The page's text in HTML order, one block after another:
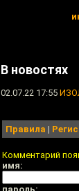
В новостях
02.07.22 17:55
Правила |
Комментарий
имя: